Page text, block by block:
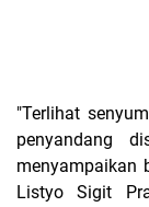
"Terlihat
penyandang
menyampaikan
Listyo Sigit